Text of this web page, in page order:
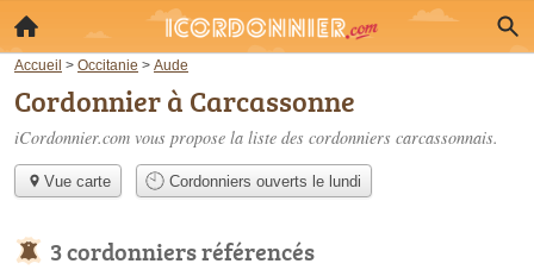
Accueil > Occitanie > Aude
Cordonnier à Carcassonne
iCordonnier.com vous propose la liste des cordonniers carcassonnais.
Vue carte Cordonniers ouverts le lundi
3 cordonniers référencés